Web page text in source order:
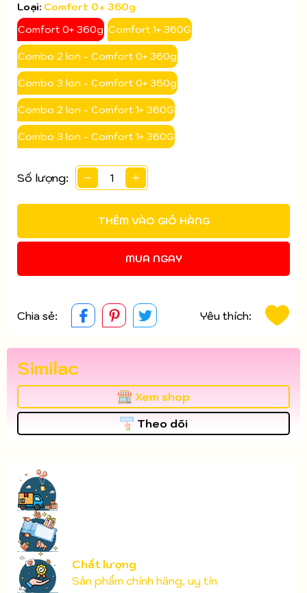
Loại: Comfort 0+ 360g
Comfort 0+ 360g Comfort 1+ 360G
Combo 2 lon - Comfort 0+ 360g
Combo 3 lon - Comfort 0+ 360g
Combo 2 lon - Comfort 1+ 360G
Combo 3 lon - Comfort 1+ 360G
Số lượng:
THÊM VÀO GIỎ HÀNG
MUA NGAY
Mã giảm giá:
Điều kiện:
Chia sẻ: Yêu thích:
Similac
Xem shop
Theo dõi
Chất lượng
Sản phẩm chính hãng, uy tín